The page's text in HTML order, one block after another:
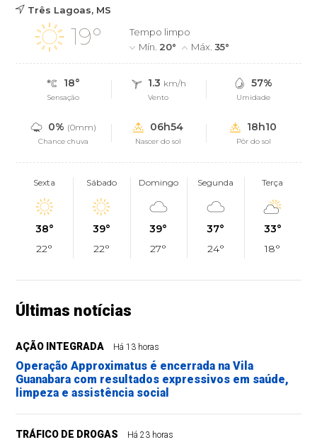
Três Lagoas, MS
19°
Tempo limpo
Mín. 20° Máx.35°
18°
Sensação
1.3 km/h
Vento
57%
Umidade
0% (0mm)
Chance chuva
06h54
Nascer do sol
18h10
Pôr do sol
Sexta
38°
22°
Sábado
39°
22°
Domingo
39°
27°
Segunda
37°
24°
Terça
33°
18°
Últimas notícias
AÇÃO INTEGRADA Há 13 horas
Operação Approximatus é encerrada na Vila
Guanabara com resultados expressivos em saúde,
limpeza e assistência social
TRÁFICO DE DROGAS Há 23 horas